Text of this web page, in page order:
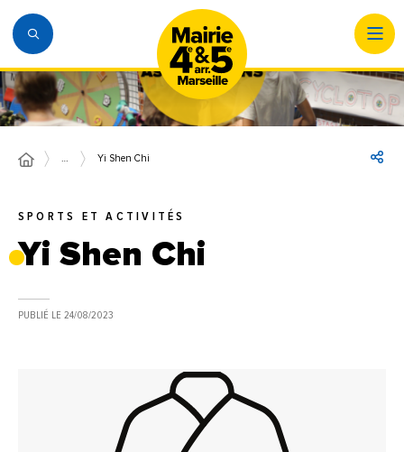
… Yi Shen Chi
SPORTS ET ACTIVITÉS
Yi Shen Chi
PUBLIÉ LE 24/08/2023